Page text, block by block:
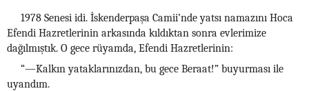
1978 Senesi idi. İskenderpaşa Camii’nde yatsı namazını Hoca
Efendi Hazretlerinin arkasında kıldıktan sonra evlerimize
dağılmıştık. O gece rüyamda, Efendi Hazretlerinin:
“—Kalkın yataklarınızdan, bu gece Beraat!” buyurması ile
uyandım.